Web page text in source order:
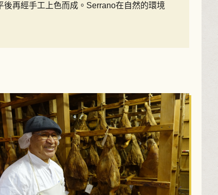
再經手工上色而成。Serrano在自然的環境